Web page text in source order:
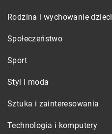
Rodzina i wychowanie dzieci
Społeczeństwo
Sport
Styl i moda
Sztuka i zainteresowania
Technologia i komputery